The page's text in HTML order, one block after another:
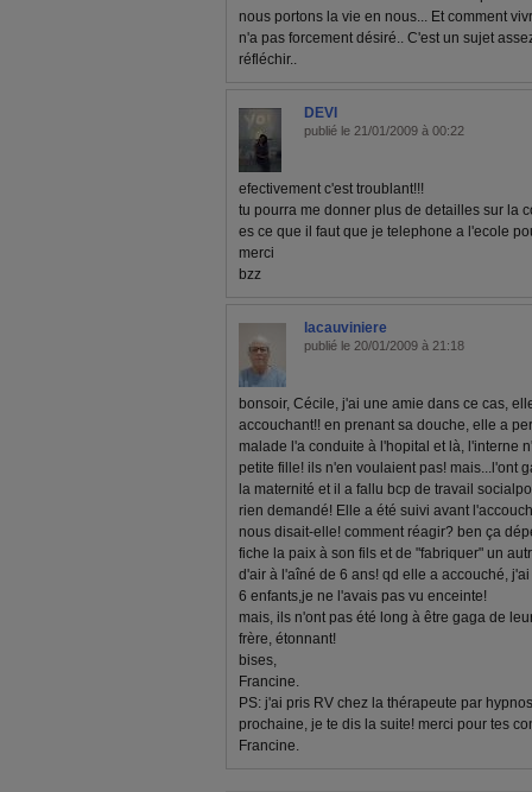
nous portons la vie en nous... Et comment
n'a pas forcement désiré.. C'est un sujet
réfléchir..
DEVI
publié le 21/01/2009 à 00:22
efectivement c'est troublant!!!
tu pourra me donner plus de detailles sur la
es ce que il faut que je telephone a l'ecole
merci
bzz
lacauviniere
publié le 20/01/2009 à 21:18
bonsoir, Cécile, j'ai une amie dans ce cas,
accouchant!! en prenant sa douche, elle a
malade l'a conduite à l'hopital et là, l'interne
petite fille! ils n'en voulaient pas! mais...l'ont
la maternité et il a fallu bcp de travail
rien demandé! Elle a été suivi avant
nous disait-elle! comment réagir? ben ça
fiche la paix à son fils et de "fabriquer" un
d'air à l'aîné de 6 ans! qd elle a accouché,
6 enfants,je ne l'avais pas vu enceinte!
mais, ils n'ont pas été long à être gaga de
frère, étonnant!
bises,
Francine.
PS: j'ai pris RV chez la thérapeute par
prochaine, je te dis la suite! merci pour tes
Francine.